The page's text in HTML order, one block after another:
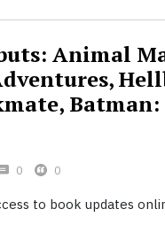
Animal
0 0
to book updates